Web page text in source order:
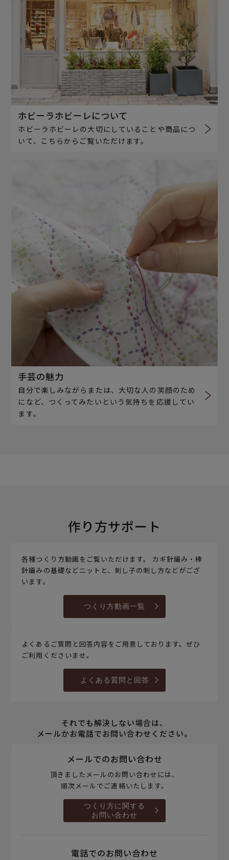
ホビーラホビーレについて
ホビーラホビーレの大切にしていることや商品につ
いて、こちらからご覧いただけます。
手芸の魅力
自分で楽しみながらまたは、大切な人の笑顔のため
になど、つくってみたいという気持ちを応援してい
ます。
作り方サポート
各種つくり方動画をご覧いただけます。 カギ針編み・棒
針編みの基礎などニットと、刺し子の刺し方などがござ
います。
つくり方動画一覧
よくあるご質問と回答内容をご用意しております。ぜひ
ご利用くださいませ。
よくある質問と回答
それでも解決しない場合は、
メールかお電話でお問い合わせください。
メールでのお問い合わせ
頂きましたメールのお問い合わせには、
順次メールでご連絡いたします。
つくり方に関する
お問い合わせ
電話でのお問い合わせ